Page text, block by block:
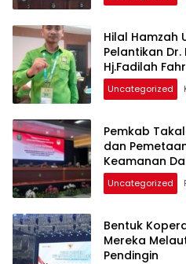
Hilal Hamzah
Pelantikan Dr.
Hj.Fadilah
Takalar dan
Uncategorized
Pemkab
dan
Keamanan
Uncategorized
Bentuk
Mereka
Pendingin